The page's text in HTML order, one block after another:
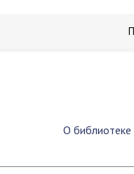
О библиотеке